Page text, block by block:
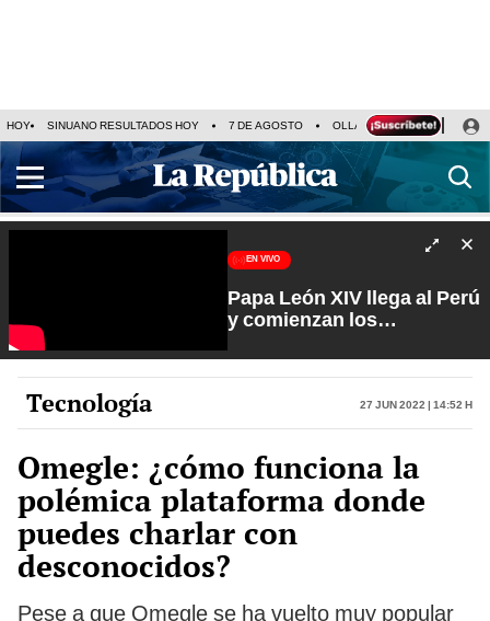
HOY SINUANO RESULTADOS HOY 7 DE AGOSTO OLLANTA HUMALA
EN VIVO
Papa León XIV llega al Perú
y comienzan los
Te Olvide con Carlos
Cornejo
Tecnología 27 Jun 2022 | 14:52 h
Omegle: ¿cómo funciona la
polémica plataforma donde
puedes charlar con
desconocidos?
Pese a que Omegle se ha vuelto muy popular